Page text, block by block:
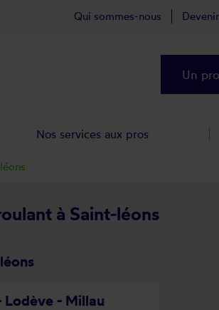
à Saint-léons
Lodève - Millau
Qui sommes-nous
Un
Nos services aux pros